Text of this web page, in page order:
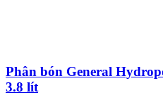
Phân bón General
3.8 lít